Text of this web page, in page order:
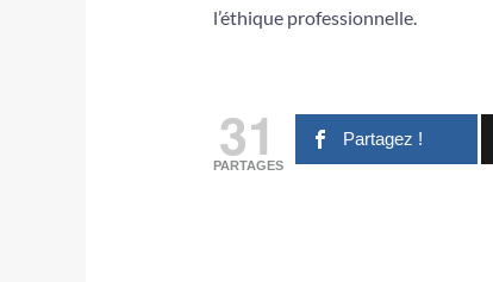
l’éthique professionnelle.
31
PARTAGES
Partagez !